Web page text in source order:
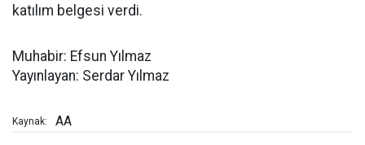
katılım belgesi verdi.
Muhabir: Efsun Yılmaz
Yayınlayan: Serdar Yılmaz
Kaynak: AA